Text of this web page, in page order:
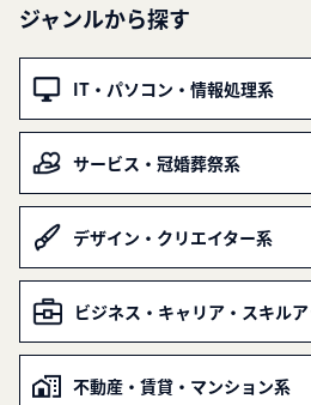
ジャンルから探す
IT・パソコン・情報処理系
サービス・冠婚葬祭系
デザイン・クリエイター系
ビジネス・キャリア・スキル
不動産・賃貸・マンション系